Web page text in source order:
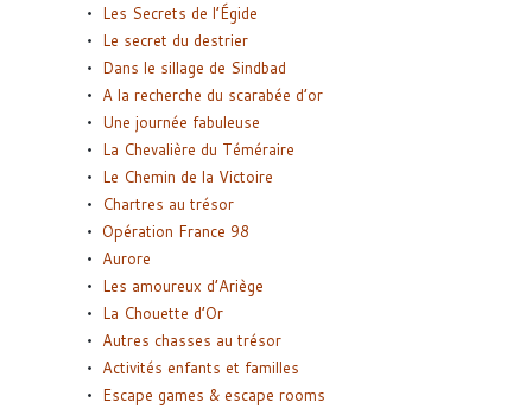
Les Secrets de l’Égide
Le secret du destrier
Dans le sillage de Sindbad
A la recherche du scarabée d’or
Une journée fabuleuse
La Chevalière du Téméraire
Le Chemin de la Victoire
Chartres au trésor
Opération France 98
Aurore
Les amoureux d’Ariège
La Chouette d’Or
Autres chasses au trésor
Activités enfants et familles
Escape games & escape rooms